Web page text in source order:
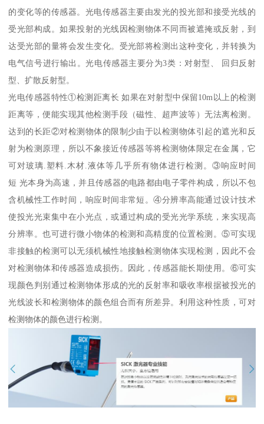
的变化等的传感器。光电传感器主要由发光的投光部和接受光线的
受光部构成。如果投射的光线因检测物体不同而被遮掩或反射，到
达受光部的量将会发生变化。受光部将检测出这种变化，并转换为
电气信号进行输出。光电传感器主要分为3类：对射型、 回归反射
型、扩散反射型。
光电传感器特性①检测距离长 如果在对射型中保留10m以上的检测
距离等，便能实现其他检测手段（磁性、超声波等）无法离检测。
达到的长距②对检测物体的限制少由于以检测物体引起的遮光和反
射为检测原理，所以不象接近传感器等将检测物体限定在金属，它
可对玻璃.塑料.木材.液体等几乎所有物体进行检测。③响应时间
短 光本身为高速，并且传感器的电路都由电子零件构成，所以不包
含机械性工作时间，响应时间非常短。④分辨率高能通过设计技术
使投光光束集中在小光点，或通过构成的受光光学系统，来实现高
分辨率。也可进行微小物体的检测和高精度的位置检测。⑤可实现
非接触的检测可以无须机械性地接触检测物体实现检测，因此不会
对检测物体和传感器造成损伤。因此，传感器能长期使用。⑥可实
现颜色判别通过检测物体形成的光的反射率和吸收率根据被投光的
光线波长和检测物体的颜色组合而有所差异。利用这种性质，可对
检测物体的颜色进行检测。